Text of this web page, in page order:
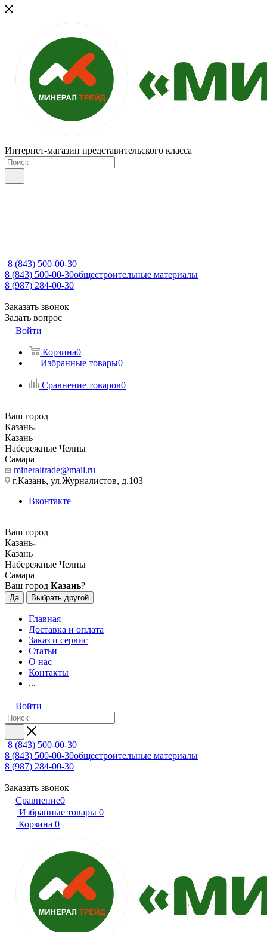
Интернет-магазин представительского класса
8 (843) 500-00-30
8 (843) 500-00-30общестроительные материалы
8 (987) 284-00-30
Заказать звонок
Задать вопрос
Войти
Корзина0
Избранные товары0
Сравнение товаров0
Ваш город
Казань
Казань
Набережные Челны
Самара
mineraltrade@mail.ru
г.Казань, ул.Журналистов, д.103
Вконтакте
Ваш город
Казань
Казань
Набережные Челны
Самара
Ваш город Казань?
Да Выбрать другой
Главная
Доставка и оплата
Заказ и сервис
Статьи
О нас
Контакты
...
Войти
8 (843) 500-00-30
8 (843) 500-00-30общестроительные материалы
8 (987) 284-00-30
Заказать звонок
Сравнение0
Избранные товары 0
Корзина 0